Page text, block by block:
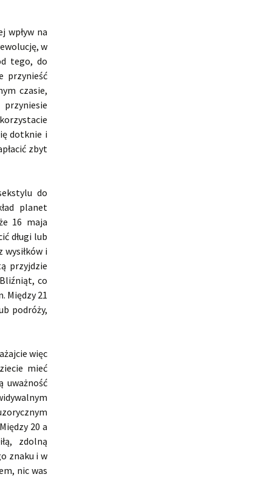
wpływ na
w
tego, do
przynieść
czasie,
dotknie i
zbyt
do
planet
16 maja
długi lub
wysiłków i
przyjdzie
co
Między 21
podróży,
więc
mieć
uważność
20 a
zdolną
znaku i w
nic was